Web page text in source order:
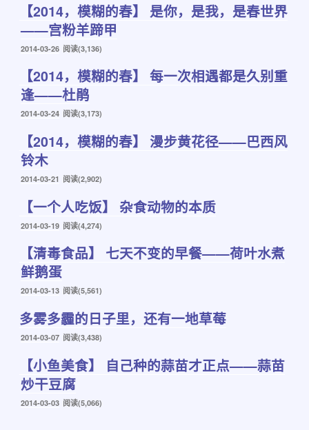
【2014，模糊的春】 是你，是我，是春世界
——宫粉羊蹄甲
发
2014-03-26 阅读(3,136)
【2014，模糊的春】 每一次相遇都是久别重
逢——杜鹃
发
2014-03-24 阅读(3,173)
【2014，模糊的春】 漫步黄花径——巴西风
铃木
发
2014-03-21 阅读(2,902)
【一个人吃饭】 杂食动物的本质
发
2014-03-19 阅读(4,274)
【清毒食品】 七天不变的早餐——荷叶水煮
鲜鹅蛋
发
于
2014-03-13 阅读(5,561)
多雾多霾的日子里，还有一地草莓
发
2014-03-07 阅读(3,438)
【小鱼美食】 自己种的蒜苗才正点——蒜苗
炒干豆腐
发
2014-03-03 阅读(5,066)